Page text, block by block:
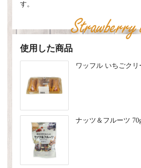
す。
使用した商品
ワッフル いちごクリ
ナッツ＆フルーツ